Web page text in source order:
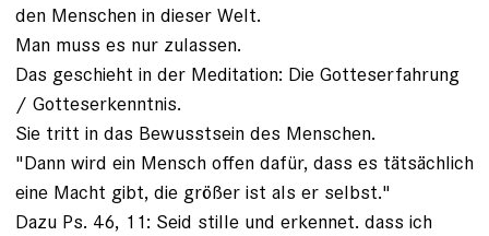
den Menschen in dieser Welt.
Man muss es nur zulassen.
Das geschieht in der Meditation: Die Gotteserfahrung
/ Gotteserkenntnis.
Sie tritt in das Bewusstsein des Menschen.
"Dann wird ein Mensch offen dafür, dass es tätsächlich
eine Macht gibt, die größer ist als er selbst."
Dazu Ps. 46, 11: Seid stille und erkennet. dass ich